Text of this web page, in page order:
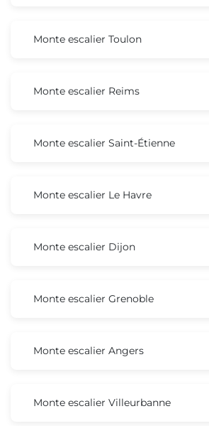
Monte escalier Toulon
Monte escalier Reims
Monte escalier Saint-Étienne
Monte escalier Le Havre
Monte escalier Dijon
Monte escalier Grenoble
Monte escalier Angers
Monte escalier Villeurbanne